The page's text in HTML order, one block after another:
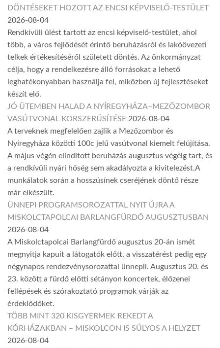
DÖNTÉSEKET HOZOTT AZ ENCSI KÉPVISELŐ-TESTÜLET
2026-08-04
Rendkívüli ülést tartott az encsi képviselő-testület, ahol
több, a város fejlődését érintő beruházásról és lakóövezeti
telkek értékesítéséről született döntés. Az önkormányzat
célja, hogy a rendelkezésre álló forrásokat a lehető
leghatékonyabban használja fel, miközben új fejlesztéseket
készít elő.
JÓ ÜTEMBEN HALAD A NYÍREGYHÁZA–MEZŐZOMBOR
VASÚTVONAL KORSZERŰSÍTÉSE 2026-08-04
A terveknek megfelelően zajlik a Mezőzombor és
Nyíregyháza közötti 100c jelű vasútvonal kiemelt felújítása.
A május végén elindított beruházás augusztus végéig tart, és
a rendkívüli nyári hőség sem akadályozta a kivitelezést.A
munkálatok során a hosszúsínek cseréjének döntő része
már elkészült.
ÜNNEPI PROGRAMSOROZATTAL NYIT ÚJRA A
MISKOLCTAPOLCAI BARLANGFÜRDŐ AUGUSZTUSBAN
2026-08-04
A Miskolctapolcai Barlangfürdő augusztus 20-án ismét
megnyitja kapuit a látogatók előtt, a visszatérést pedig egy
négynapos rendezvénysorozattal ünnepli. Augusztus 20. és
23. között a fürdő előtti sétányon koncertek, élőzenei
fellépések és szórakoztató programok várják az
érdeklődőket.
TÖBB MINT 320 KISGYERMEK REKEDT A
KÓRHÁZAKBAN – MISKOLCON IS SÚLYOS A HELYZET
2026-08-04